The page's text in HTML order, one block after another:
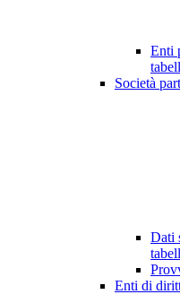
Enti
Società
Dati
Enti di